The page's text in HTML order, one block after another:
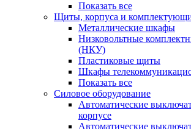
Показать все
Щиты, корпуса и
Металлические шкафы
Низковольтные
(НКУ)
Пластиковые щиты
Шкафы
Показать все
Силовое оборудование
Автоматические
корпусе
Автоматические